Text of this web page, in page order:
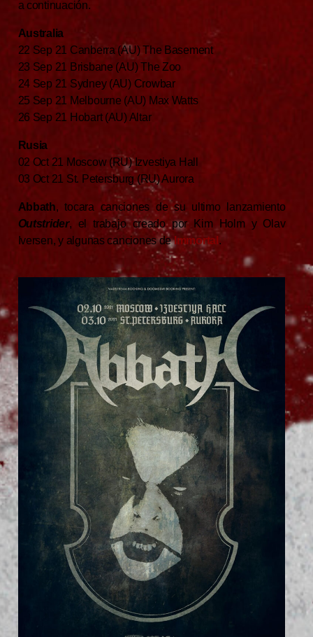
a continuación.
Australia
22 Sep 21 Canberra (AU) The Basement
23 Sep 21 Brisbane (AU) The Zoo
24 Sep 21 Sydney (AU) Crowbar
25 Sep 21 Melbourne (AU) Max Watts
26 Sep 21 Hobart (AU) Altar
Rusia
02 Oct 21 Moscow (RU) Izvestiya Hall
03 Oct 21 St. Petersburg (RU) Aurora
Abbath, tocara canciones de su ultimo lanzamiento
Outstrider, el trabajo creado por Kim Holm y Olav
Iversen, y algunas canciones deImmortal .